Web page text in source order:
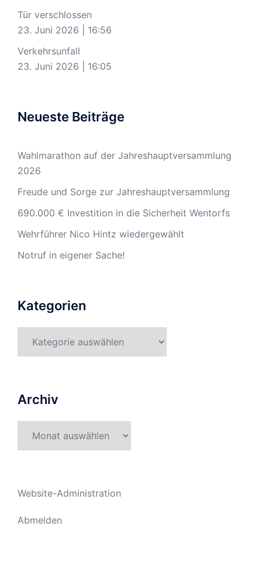
Tür verschlossen
23. Juni 2026
16:56
Verkehrsunfall
23. Juni 2026
16:05
Neueste Beiträge
Wahlmarathon auf der Jahreshauptversammlung
2026
Freude und Sorge zur Jahreshauptversammlung
690.000 € Investition in die Sicherheit Wentorfs
Wehrführer Nico Hintz wiedergewählt
Notruf in eigener Sache!
Kategorien
Archiv
Website-Administration
Abmelden